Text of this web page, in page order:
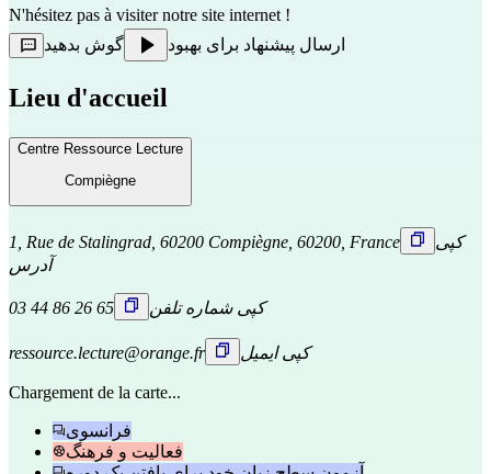
N'hésitez pas à visiter notre site internet !
ارسال پیشنهاد برای بهبود
گوش بدهید
Lieu d'accueil
Centre Ressource Lecture
Compiègne
1, Rue de Stalingrad, 60200 Compiègne, 60200, France
کپی
آدرس
03 44 86 26 65 کپی شماره تلفن
ressource.lecture@orange.fr کپی ایمیل
Chargement de la carte...
فرانسوی
فعالیت و فرهنگ